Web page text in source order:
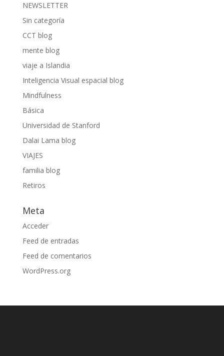
NEWSLETTER
Sin categoría
CCT blog
mente blog
viaje a Islandia
Inteligencia Visual espacial blog
Mindfulness
Básica
Universidad de Stanford
Dalai Lama blog
VIAJES
familia blog
Retiros
Meta
Acceder
Feed de entradas
Feed de comentarios
WordPress.org